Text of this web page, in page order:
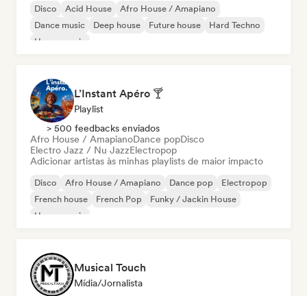
Disco Acid House
Afro House / Amapiano
Dance music
Deep house Future house
Hard Techno
House music
L’Instant Apéro 🍸
Playlist
> 500 feedbacks enviados
Afro House / AmapianoDance popDisco
Electro Jazz / Nu JazzElectropop
Adicionar artistas às minhas playlists de maior impacto
Disco Afro House / Amapiano Dance pop
Electropop
French house
French Pop
Funky / Jackin House
House music
Musical Touch
Mídia/Jornalista